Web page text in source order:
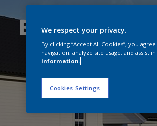
BСЕ, ЩО
We respect your privacy.
By clicking “Accept All Cookies”, you
navigation, analyze site usage, and assist
information.
Cookies Settings